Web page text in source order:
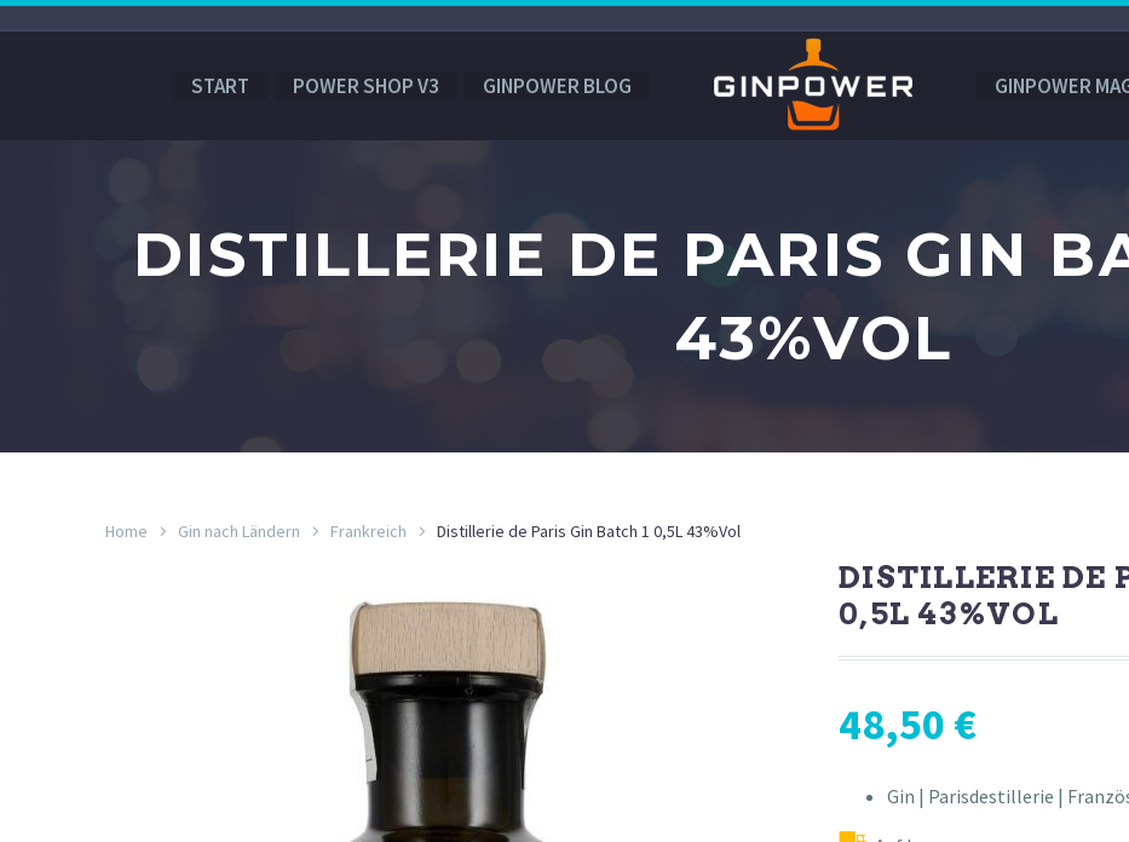
START POWER SHOP V3 GINPOWER BLOG GINPOWER
DISTILLERIE DE PARIS GIN
43%VOL
Home Gin nach Ländern Frankreich Distillerie de Paris Gin Batch 1 0,5L 43%Vol
DISTILLERIE DE
0,5L 43%VOL
48,50 €
Gin | Parisdestillerie |